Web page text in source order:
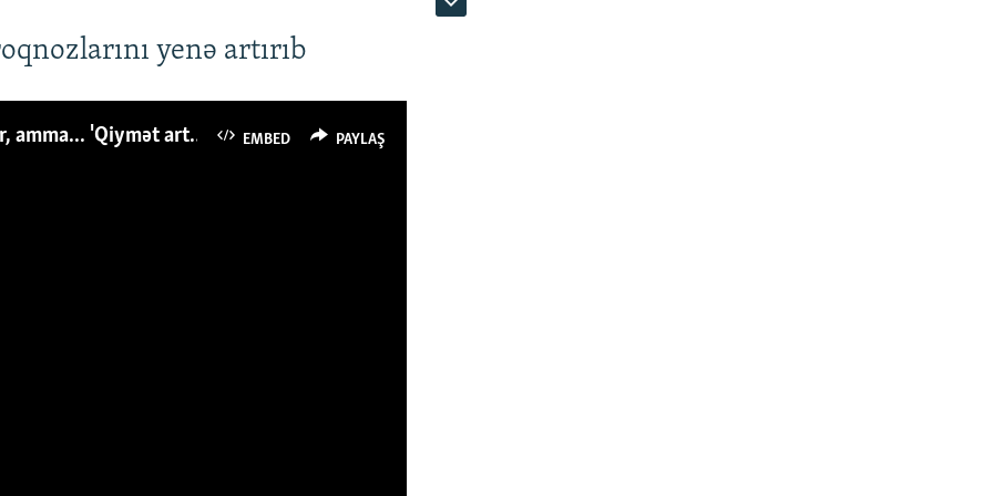
yenə artırıb
EMBED PAYLAŞ
Azərbaycanlı avropalıdan iki dəfə az ət yeyir, amma... 'Qiymət artımı qaçılmazdır'